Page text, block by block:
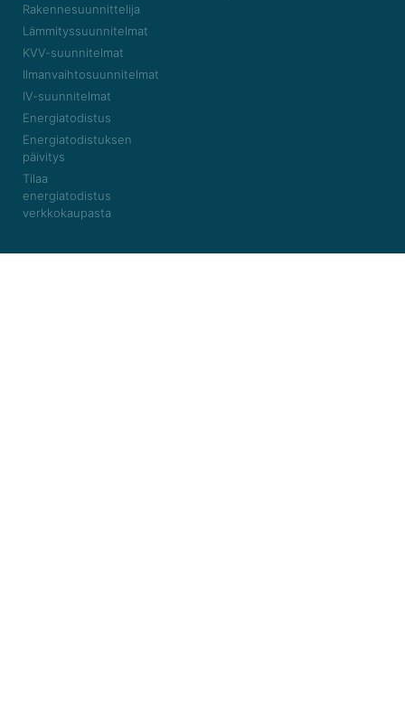
Rakennesuunnittelija
Lämmityssuunnitelmat
KVV-suunnitelmat
Ilmanvaihtosuunnitelmat
IV-suunnitelmat
Energiatodistus
Energiatodistuksen
päivitys
Tilaa
energiatodistus
verkkokaupasta